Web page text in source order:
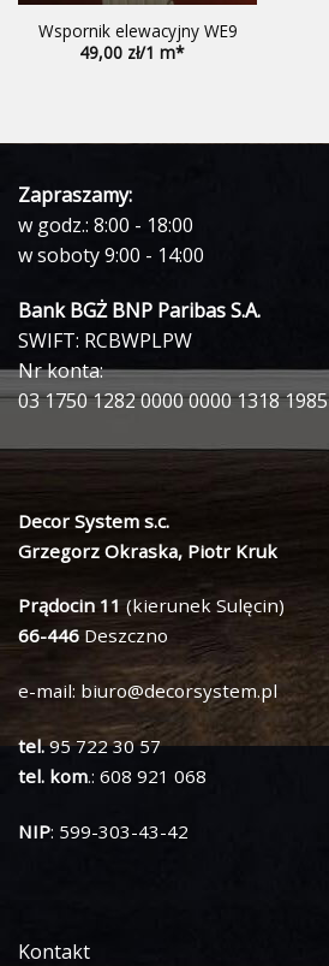
Wspornik elewacyjny WE9
49,00
Zapraszamy:
w godz.: 8:00 - 18:00
w soboty 9:00 - 14:00
Bank BGŻ BNP Paribas S.A.
SWIFT: RCBWPLPW
Nr konta:
03 1750 1282 0000 0000 1318 1985
Decor System s.c.
Grzegorz Okraska, Piotr Kruk
Prądocin 11 (kierunek Sulęcin)
66-446 Deszczno
e-mail: biuro@decorsystem.pl
tel.95 722 30 57
tel. kom.: 608 921 068
NIP: 599-303-43-42
Kontakt